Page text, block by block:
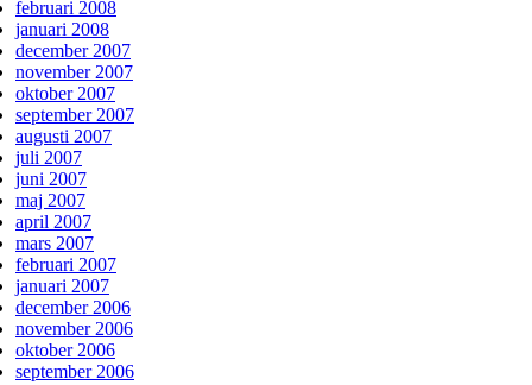
februari 2008
januari 2008
december 2007
november 2007
oktober 2007
september 2007
augusti 2007
juli 2007
juni 2007
maj 2007
april 2007
mars 2007
februari 2007
januari 2007
december 2006
november 2006
oktober 2006
september 2006